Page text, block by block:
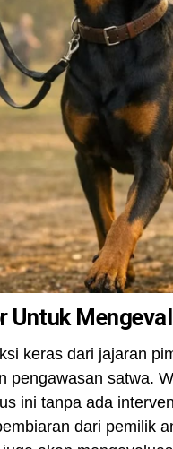
Untuk
keras dari jajaran
pengawasan satwa.
ini tanpa ada
dari pemilik